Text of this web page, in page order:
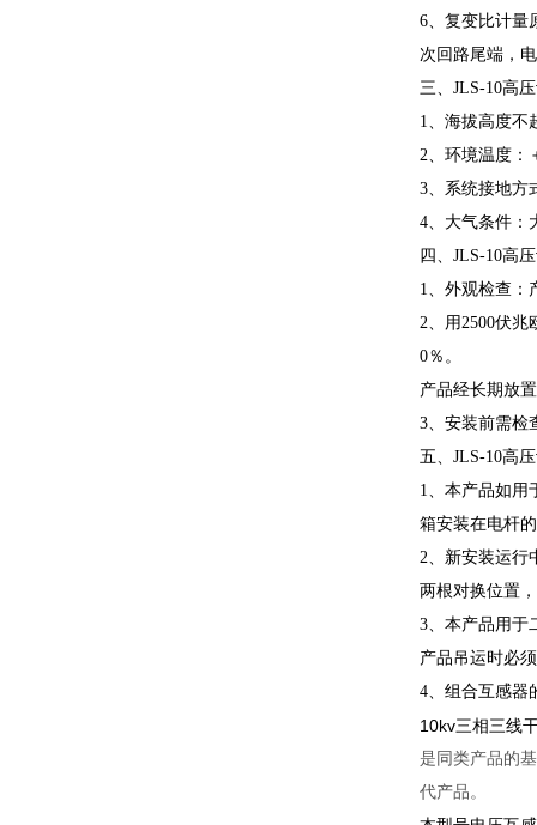
6、复变比计量
次回路尾端，
三、JLS-10高
1、海拔高度不
2、环境温度
3、系统接地方
4、大气条件：
四、JLS-10高
1、外观检查：
2、用2500伏
0％。
产品经长期放
3、安装前需检
五、JLS-10高
1、本产品如用
箱安装在电杆
2、新安装运行
两根对换位置
3、本产品用于
产品吊运时必
4、组合互感器
10kv三相三线
是同类产品的
代产品。